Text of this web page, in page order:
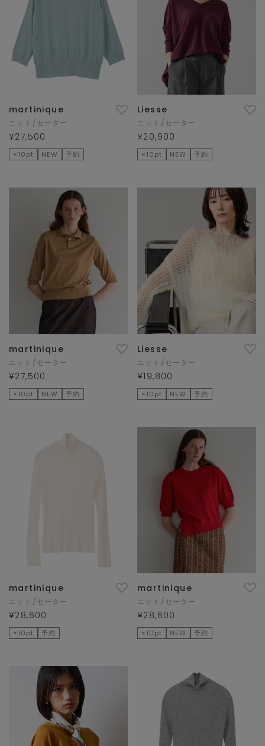
martinique
ニット/セーター
¥27,500
×10pt NEW 予約
Liesse
ニット/セーター
¥20,900
×10pt NEW 予約
martinique
ニット/セーター
¥27,500
×10pt NEW 予約
Liesse
ニット/セーター
¥19,800
×10pt NEW 予約
martinique
ニット/セーター
¥28,600
×10pt 予約
martinique
ニット/セーター
¥28,600
×10pt NEW 予約